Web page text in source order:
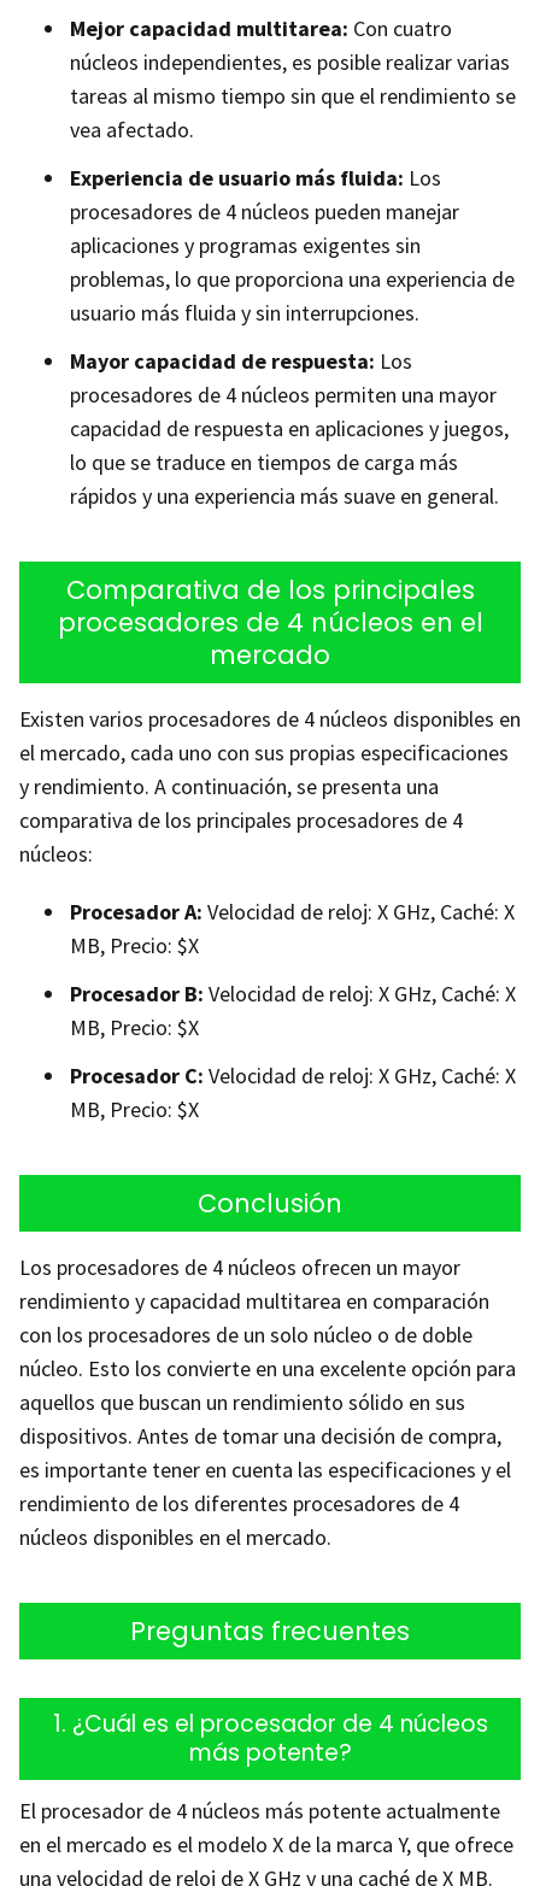
Mejor capacidad multitarea: Con cuatro
núcleos independientes, es posible realizar varias
tareas al mismo tiempo sin que el rendimiento se
vea afectado.
Experiencia de usuario más fluida: Los
procesadores de 4 núcleos pueden manejar
aplicaciones y programas exigentes sin
problemas, lo que proporciona una experiencia de
usuario más fluida y sin interrupciones.
Mayor capacidad de respuesta: Los
procesadores de 4 núcleos permiten una mayor
capacidad de respuesta en aplicaciones y juegos,
lo que se traduce en tiempos de carga más
rápidos y una experiencia más suave en general.
Comparativa de los principales
procesadores de 4 núcleos en el
mercado
Existen varios procesadores de 4 núcleos disponibles en
el mercado, cada uno con sus propias especificaciones
y rendimiento. A continuación, se presenta una
comparativa de los principales procesadores de 4
núcleos:
Procesador A: Velocidad de reloj: X GHz, Caché: X
MB, Precio: $X
Procesador B: Velocidad de reloj: X GHz, Caché: X
MB, Precio: $X
Procesador C: Velocidad de reloj: X GHz, Caché: X
MB, Precio: $X
Conclusión
Los procesadores de 4 núcleos ofrecen un mayor
rendimiento y capacidad multitarea en comparación
con los procesadores de un solo núcleo o de doble
núcleo. Esto los convierte en una excelente opción para
aquellos que buscan un rendimiento sólido en sus
dispositivos. Antes de tomar una decisión de compra,
es importante tener en cuenta las especificaciones y el
rendimiento de los diferentes procesadores de 4
núcleos disponibles en el mercado.
Preguntas frecuentes
1. ¿Cuál es el procesador de 4 núcleos
más potente?
El procesador de 4 núcleos más potente actualmente
en el mercado es el modelo X de la marca Y, que ofrece
una velocidad de reloj de X GHz y una caché de X MB.